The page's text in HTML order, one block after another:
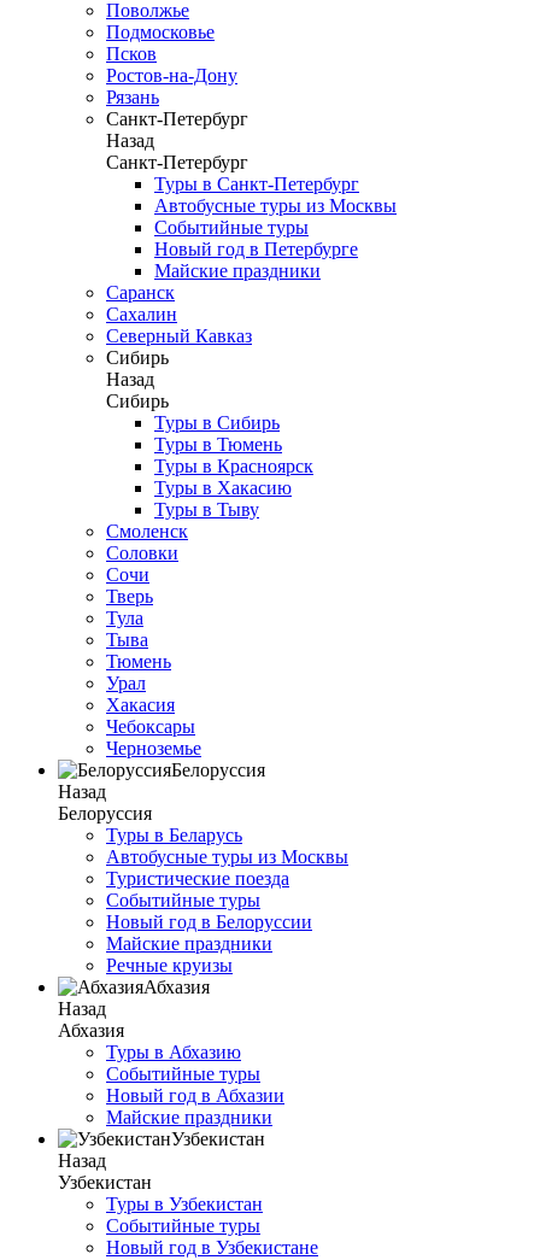
Поволжье
Подмосковье
Псков
Ростов-на-Дону
Рязань
Санкт-Петербург
Назад
Санкт-Петербург
Туры в Санкт-Петербург
Автобусные туры из Москвы
Событийные туры
Новый год в Петербурге
Майские праздники
Саранск
Сахалин
Северный Кавказ
Сибирь
Назад
Сибирь
Туры в Сибирь
Туры в Тюмень
Туры в Красноярск
Туры в Хакасию
Туры в Тыву
Смоленск
Соловки
Сочи
Тверь
Тула
Тыва
Тюмень
Урал
Хакасия
Чебоксары
Черноземье
Белоруссия
Назад
Белоруссия
Туры в Беларусь
Автобусные туры из Москвы
Туристические поезда
Событийные туры
Новый год в Белоруссии
Майские праздники
Речные круизы
Абхазия
Назад
Абхазия
Туры в Абхазию
Событийные туры
Новый год в Абхазии
Майские праздники
Узбекистан
Назад
Узбекистан
Туры в Узбекистан
Событийные туры
Новый год в Узбекистане